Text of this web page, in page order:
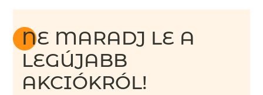
NE MARADJ LE A
LEGÚJABB
AKCIÓKRÓL!